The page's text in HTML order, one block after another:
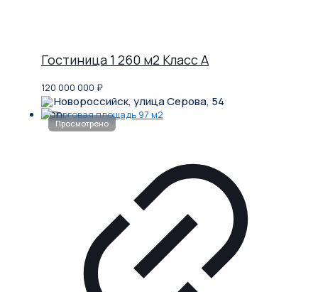
Гостиница 1 260 м2 Класс A
120 000 000 ₽
Новороссийск, улица Серова, 54